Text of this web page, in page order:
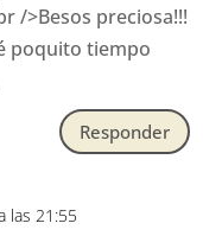
/>Besos preciosa!!!
poquito tiempo
Responder
las 21:55